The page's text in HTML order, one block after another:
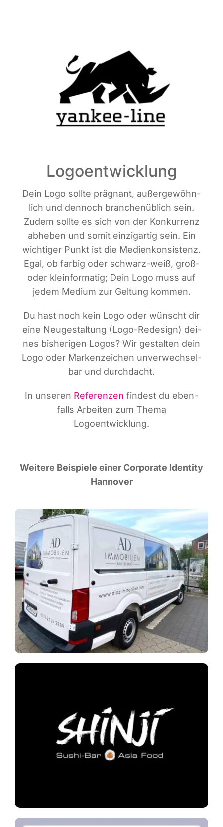
Logoentwicklung
Dein Logo soll­te prä­gnant, außer­ge­wöhn­
lich und den­noch bran­chen­üb­lich sein.
Zudem soll­te es sich von der Kon­kur­renz
abhe­ben und somit ein­zig­ar­tig sein. Ein
wich­ti­ger Punkt ist die Medi­en­kon­sis­tenz.
Egal, ob far­big oder schwarz-weiß, groß-
oder klein­for­ma­tig; Dein Logo muss auf
jedem Medi­um zur Gel­tung kommen.
Du hast noch kein Logo oder wünscht dir
eine Neu­ge­stal­tung (Logo-Rede­sign) dei­
nes bis­he­ri­gen Logos? Wir gestal­ten dein
Logo oder Mar­ken­zei­chen unver­wech­sel­
bar und durchdacht.
In unse­ren Refe­ren­zen fin­dest du eben­
falls Arbei­ten zum The­ma
Logoentwicklung.
Wei­te­re Bei­spie­le einer Cor­po­ra­te Iden­ti­ty
Hannover